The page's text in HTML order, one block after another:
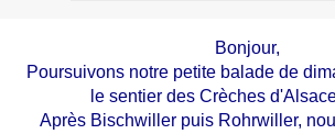
Bonjour,
Poursuivons notre petite balade de
le sentier des Crèches
Après Bischwiller puis Rohrwiller,